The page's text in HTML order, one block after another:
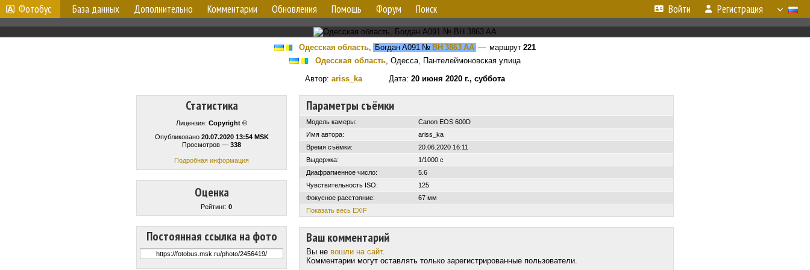
Фотобус База данных Дополнительно Комментарии Обновления Помощь Форум Поиск Войти Регистрация
Одесская область, Богдан А091 № BH 3863 AA — маршрут 221
Одесская область, Одесса, Пантелеймоновская улица
Автор: ariss_kaДата: 20 июня 2020 г., суббота
Статистика
Лицензия: Copyright ©
Опубликовано 20.07.2020 13:54 MSK
Просмотров — 338
Подробная информация
Оценка
Рейтинг: 0
Постоянная ссылка на фото
Параметры съёмки
Модель камеры:
Canon EOS 600D
Имя автора:
ariss_ka
Время съёмки:
20.06.2020 16:11
Выдержка:
1/1000 с
Диафрагменное число:
5.6
Чувствительность ISO:
125
Фокусное расстояние:
67 мм
Показать весь EXIF
Ваш комментарий
Вы не вошли на сайт.
Комментарии могут оставлять только зарегистрированные пользователи.